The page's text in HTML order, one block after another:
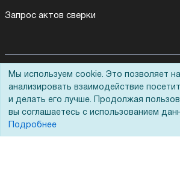
Запрос актов сверки
© 2002 - 2026 Форофис – поставки
полиграфического, банковского,
На информационном ресурсе применяются
технологии
Наш сайт защищен с помощью Yandex
соответствует
Мы используем cookie. Это позволяет
анализировать взаимодействие
и делать его лучше. Продолжая
вы соглашаетесь с использованием
Подробнее